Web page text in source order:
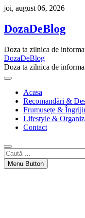
Skip
content
joi, august 06, 2026
DozaDeBlog
Doza ta zilnica de
DozaDeBlog
Doza ta zilnica de
Acasa
Recomandări &
Frumusețe &
Lifestyle &
Contact
Caută
…Menu Button